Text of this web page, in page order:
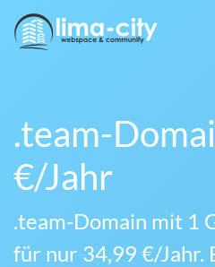
.team-
€/Jahr
.team-Domain mit 1
für nur 34,99 €/Jahr.